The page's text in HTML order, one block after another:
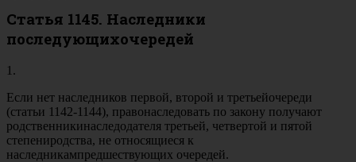
Статья 1145. Наследники
последующихочередей
1.
Если нет наследников первой, второй и третьейочереди
(статьи 1142-1144), правонаследовать по закону получают
родственникинаследодателя третьей, четвертой и пятой
степениродства, не относящиеся к
наследникампредшествующих очередей.